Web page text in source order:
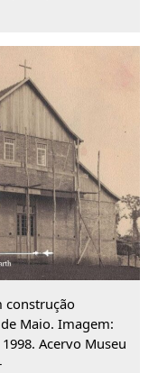
construção
Maio. Imagem:
Acervo Museu